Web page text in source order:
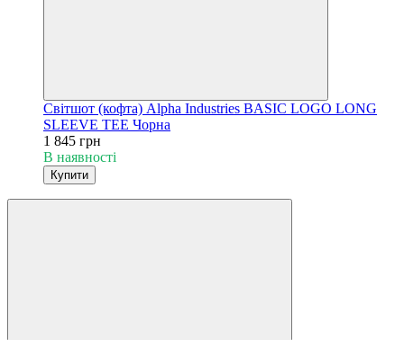
Світшот (кофта) Alpha Industries BASIC LOGO LONG
SLEEVE TEE Чорна
1 845 грн
В наявності
Купити